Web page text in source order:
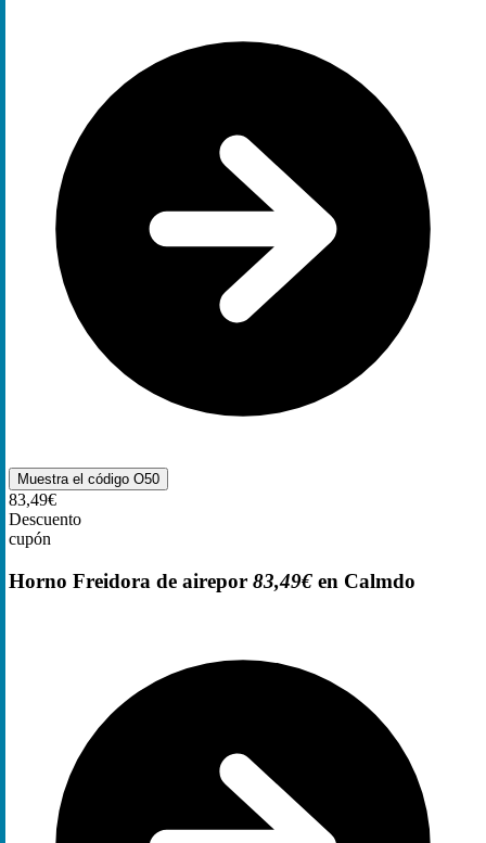
Muestra el código O50
83,49€
Descuento
cupón
Horno Freidora de airepor 83,49€ en Calmdo